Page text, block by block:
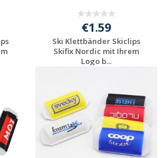
€1.59
Ski Klettbänder Skiclips
Skifix Nordic mit Ihrem
Logo b...
Werbeartikel
anfragen